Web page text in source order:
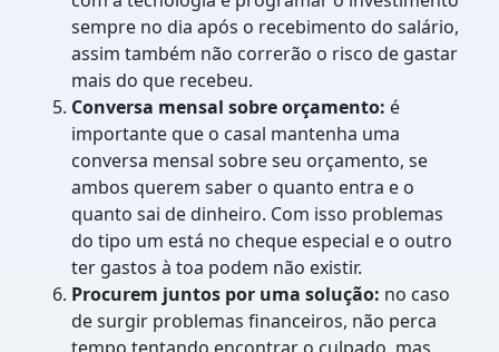
sempre no dia após o recebimento do salário,
assim também não correrão o risco de gastar
mais do que recebeu.
Conversa mensal sobre orçamento: é
importante que o casal mantenha uma
conversa mensal sobre seu orçamento, se
ambos querem saber o quanto entra e o
quanto sai de dinheiro. Com isso problemas
do tipo um está no cheque especial e o outro
ter gastos à toa podem não existir.
Procurem juntos por uma solução: no caso
de surgir problemas financeiros, não perca
tempo tentando encontrar o culpado, mas